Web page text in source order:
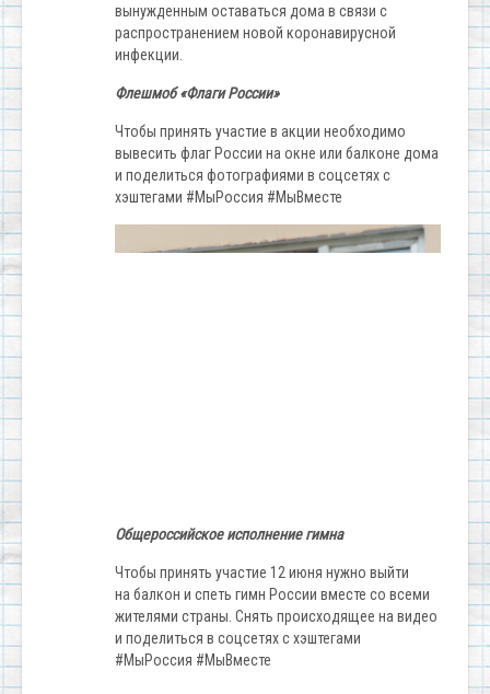
вынужденным оставаться дома в связи с
распространением новой коронавирусной
инфекции.
Флешмоб «Флаги России»
Чтобы принять участие в акции необходимо
вывесить флаг России на окне или балконе дома
и поделиться фотографиями в соцсетях с
хэштегами #МыРоссия #МыВместе
Общероссийское исполнение гимна
Чтобы принять участие 12 июня нужно выйти
на балкон и спеть гимн России вместе со всеми
жителями страны. Снять происходящее на видео
и поделиться в соцсетях с хэштегами
#МыРоссия #МыВместе